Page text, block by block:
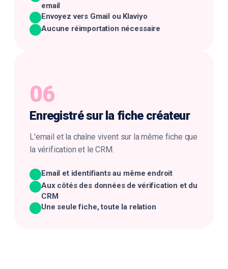
email
Envoyez vers Gmail ou Klaviyo
Aucune réimportation nécessaire
06
Enregistré sur la fiche créateur
L'email et la chaîne vivent sur la même fiche que
la vérification et le CRM.
Email et identifiants au même endroit
Aux côtés des données de vérification et du
CRM
Une seule fiche, toute la relation